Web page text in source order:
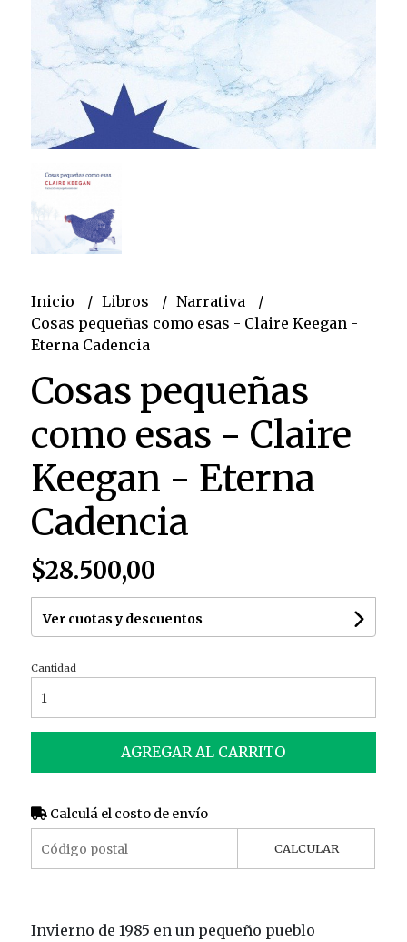
Inicio Libros
Narrativa
Cosas pequeñas como esas - Claire Keegan -
Eterna Cadencia
Cosas pequeñas
como esas - Claire
Keegan - Eterna
Cadencia
$28.500,00
Ver cuotas y descuentos
Cantidad
AGREGAR AL CARRITO
Calculá el costo de envío
CALCULAR
Invierno de 1985 en un pequeño pueblo